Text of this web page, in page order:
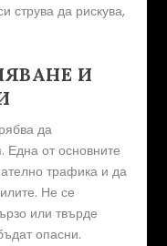
струва да рискува,
И
да
Една от основните
трафика и да
Не се
или твърде
опасни.